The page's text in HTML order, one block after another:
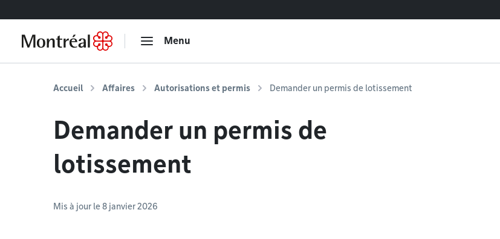
Menu
Accueil Affaires Autorisations et permis Demander un permis de lotissement
Demander un permis de
lotissement
Mis à jour le 8 janvier 2026